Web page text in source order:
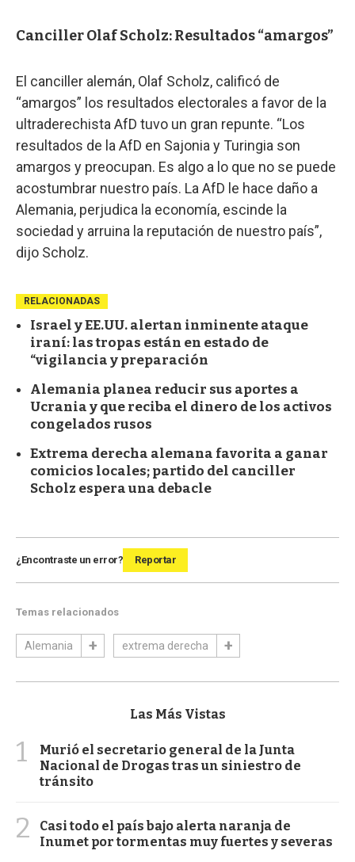
Canciller Olaf Scholz: Resultados “amargos”
El canciller alemán, Olaf Scholz, calificó de
“amargos” los resultados electorales a favor de la
ultraderechista AfD tuvo un gran repunte. “Los
resultados de la AfD en Sajonia y Turingia son
amargos y preocupan. Es algo a lo que no se puede
acostumbrar nuestro país. La AfD le hace daño a
Alemania, perjudica la economía, escinde la
sociedad y arruina la reputación de nuestro país”,
dijo Scholz.
RELACIONADAS
Israel y EE.UU. alertan inminente ataque
iraní: las tropas están en estado de
“vigilancia y preparación
Alemania planea reducir sus aportes a
Ucrania y que reciba el dinero de los activos
congelados rusos
Extrema derecha alemana favorita a ganar
comicios locales; partido del canciller
Scholz espera una debacle
¿Encontraste un error? Reportar
Temas relacionados
Alemania extrema derecha
Las Más Vistas
1
Murió el secretario general de la Junta
Nacional de Drogas tras un siniestro de
tránsito
2
Casi todo el país bajo alerta naranja de
Inumet por tormentas muy fuertes y severas